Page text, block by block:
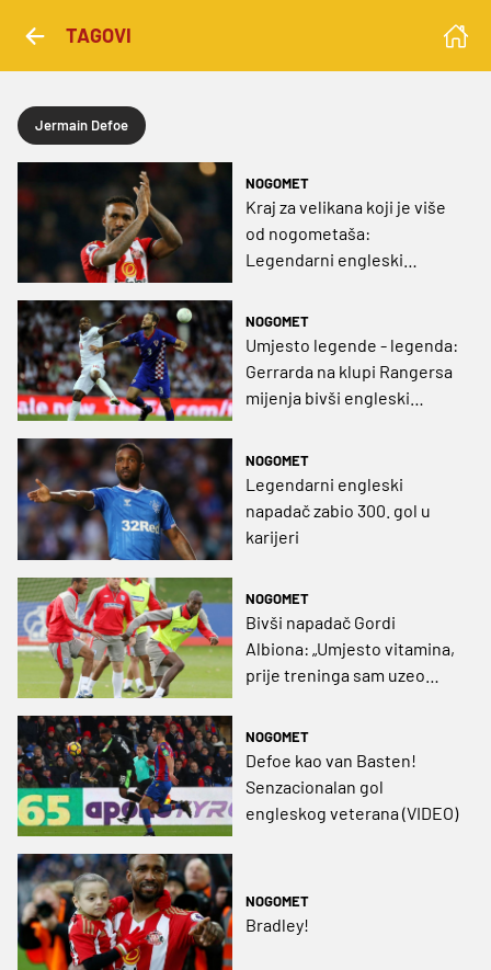
TAGOVI
Jermain Defoe
NOGOMET
Kraj za velikana koji je više
od nogometaša:
Legendarni engleski
klin
NOGOMET
Umjesto legende - legenda:
Gerrarda na klupi Rangersa
mijenja bivši engleski
NOGOMET
Legendarni engleski
napadač zabio 300. gol u
karijeri
NOGOMET
Bivši napadač Gordi
Albiona: „Umjesto vitamina,
prije treninga sam uzeo
NOGOMET
Defoe kao van Basten!
Senzacionalan gol
engleskog veterana (VIDEO)
NOGOMET
Bradley!